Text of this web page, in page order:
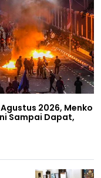
2026, Menko
Sampai Dapat,